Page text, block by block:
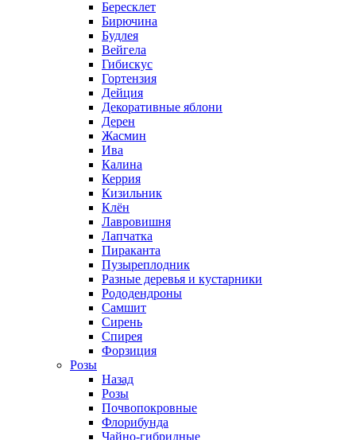
Бересклет
Бирючина
Будлея
Вейгела
Гибискус
Гортензия
Дейция
Декоративные яблони
Дерен
Жасмин
Ива
Калина
Керрия
Кизильник
Клён
Лавровишня
Лапчатка
Пираканта
Пузыреплодник
Разные деревья и кустарники
Рододендроны
Самшит
Сирень
Спирея
Форзиция
Розы
Назад
Розы
Почвопокровные
Флорибунда
Чайно-гибридные